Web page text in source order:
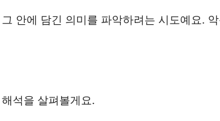
안에 담긴 의미를 파악하려는 시도예요.
석을 살펴볼게요.